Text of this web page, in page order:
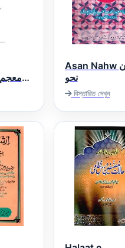
Asan Nahw آسان
نحو
বিস্তারিত দেখুন